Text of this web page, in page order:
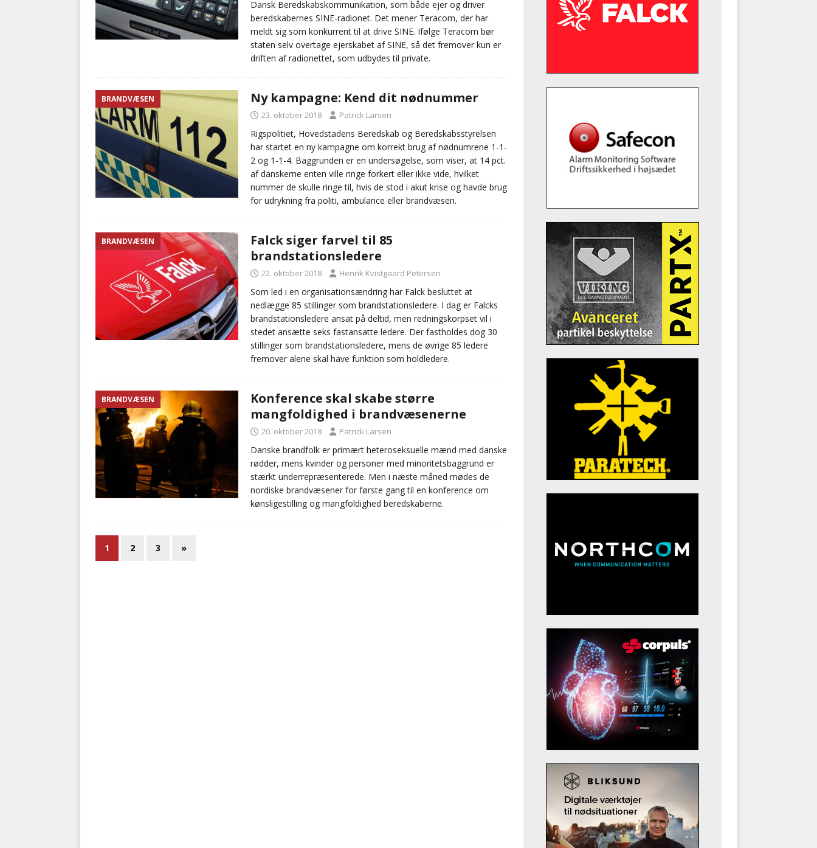
Dansk Beredskabskommunikation, som både ejer og driver
beredskabernes SINE-radionet. Det mener Teracom, der har
meldt sig som konkurrent til at drive SINE. Ifølge Teracom bør
staten selv overtage ejerskabet af SINE, så det fremover kun er
driften af radionettet, som udbydes til private.
BRANDVÆSEN Ny kampagne: Kend dit nødnummer
23. oktober 2018 Patrick Larsen
Rigspolitiet, Hovedstadens Beredskab og Beredskabsstyrelsen
har startet en ny kampagne om korrekt brug af nødnumrene 1-1-
2 og 1-1-4. Baggrunden er en undersøgelse, som viser, at 14 pct.
af danskerne enten ville ringe forkert eller ikke vide, hvilket
nummer de skulle ringe til, hvis de stod i akut krise og havde brug
for udrykning fra politi, ambulance eller brandvæsen.
BRANDVÆSEN
Falck siger farvel til 85
brandstationsledere
22. oktober 2018 Henrik Kvistgaard Petersen
Som led i en organisationsændring har Falck besluttet at
nedlægge 85 stillinger som brandstationsledere. I dag er Falcks
brandstationsledere ansat på deltid, men redningskorpset vil i
stedet ansætte seks fastansatte ledere. Der fastholdes dog 30
stillinger som brandstationsledere, mens de øvrige 85 ledere
fremover alene skal have funktion som holdledere.
BRANDVÆSEN
Konference skal skabe større
mangfoldighed i brandvæsenerne
20. oktober 2018 Patrick Larsen
Danske brandfolk er primært heteroseksuelle mænd med danske
rødder, mens kvinder og personer med minoritetsbaggrund er
stærkt underrepræsenterede. Men i næste måned mødes de
nordiske brandvæsener for første gang til en konference om
kønsligestilling og mangfoldighed beredskaberne.
1 2 3 »